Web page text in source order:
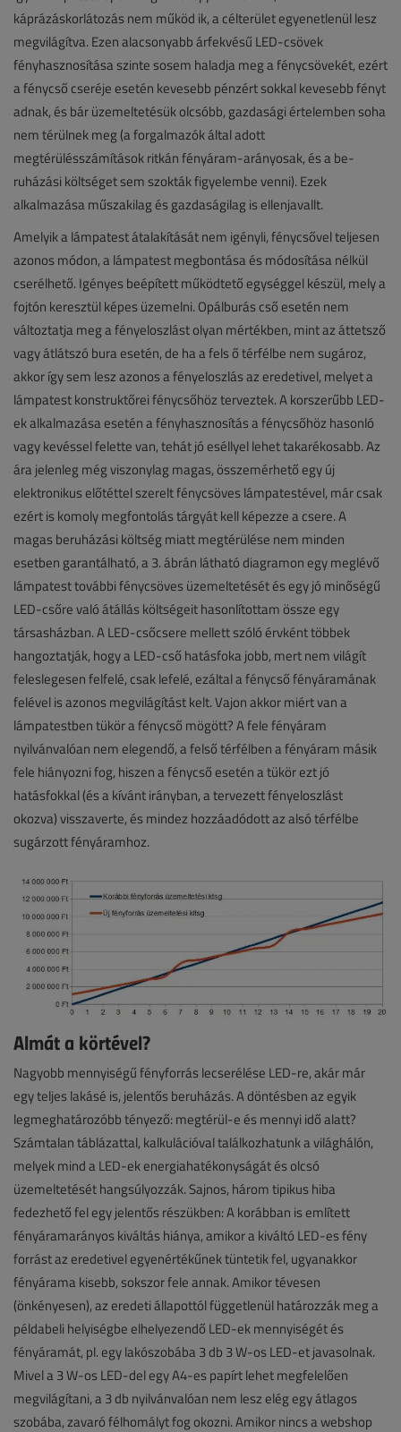
káprázáskorlátozás nem működ ik, a célterület egyenetlenül lesz
megvilágítva. Ezen alacsonyabb árfekvésű LED-csövek
fényhasznosítása szinte sosem haladja meg a fénycsövekét, ezért
a fénycső cseréje esetén kevesebb pénzért sokkal kevesebb fényt
adnak, és bár üzemeltetésük olcsóbb, gazdasági értelemben soha
nem térülnek meg (a forgalmazók által adott
megtérülésszámítások ritkán fényáram-arányosak, és a be-
ruházási költséget sem szokták figyelembe venni). Ezek
alkalmazása műszakilag és gazdaságilag is ellenjavallt.
Amelyik a lámpatest átalakítását nem igényli, fénycsővel teljesen
azonos módon, a lámpatest megbontása és módosítása nélkül
cserélhető. Igényes beépített működtető egységgel készül, mely a
fojtón keresztül képes üzemelni. Opálburás cső esetén nem
változtatja meg a fényeloszlást olyan mértékben, mint az áttetsző
vagy átlátszó bura esetén, de ha a fels ő térfélbe nem sugároz,
akkor így sem lesz azonos a fényeloszlás az eredetivel, melyet a
lámpatest konstruktőrei fénycsőhöz terveztek. A korszerűbb LED-
ek alkalmazása esetén a fényhasznosítás a fénycsőhöz hasonló
vagy kevéssel felette van, tehát jó eséllyel lehet takarékosabb. Az
ára jelenleg még viszonylag magas, összemérhető egy új
elektronikus előtéttel szerelt fénycsöves lámpatestével, már csak
ezért is komoly megfontolás tárgyát kell képezze a csere. A
magas beruházási költség miatt megtérülése nem minden
esetben garantálható, a 3. ábrán látható diagramon egy meglévő
lámpatest további fénycsöves üzemeltetését és egy jó minőségű
LED-csőre való átállás költségeit hasonlítottam össze egy
társasházban. A LED-csőcsere mellett szóló érvként többek
hangoztatják, hogy a LED-cső hatásfoka jobb, mert nem világít
feleslegesen felfelé, csak lefelé, ezáltal a fénycső fényáramának
felével is azonos megvilágítást kelt. Vajon akkor miért van a
lámpatestben tükör a fénycső mögött? A fele fényáram
nyilvánvalóan nem elegendő, a felső térfélben a fényáram másik
fele hiányozni fog, hiszen a fénycső esetén a tükör ezt jó
hatásfokkal (és a kívánt irányban, a tervezett fényeloszlást
okozva) visszaverte, és mindez hozzáadódott az alsó térfélbe
sugárzott fényáramhoz.
Almát a körtével?
Nagyobb mennyiségű fényforrás lecserélése LED-re, akár már
egy teljes lakásé is, jelentős beruházás. A döntésben az egyik
legmeghatározóbb tényező: megtérül-e és mennyi idő alatt?
Számtalan táblázattal, kalkulációval találkozhatunk a világhálón,
melyek mind a LED-ek energiahatékonyságát és olcsó
üzemeltetését hangsúlyozzák. Sajnos, három tipikus hiba
fedezhető fel egy jelentős részükben: A korábban is említett
fényáramarányos kiváltás hiánya, amikor a kiváltó LED-es fény
forrást az eredetivel egyenértékűnek tüntetik fel, ugyanakkor
fényárama kisebb, sokszor fele annak. Amikor tévesen
(önkényesen), az eredeti állapottól függetlenül határozzák meg a
példabeli helyiségbe elhelyezendő LED-ek mennyiségét és
fényáramát, pl. egy lakószobába 3 db 3 W-os LED-et javasolnak.
Mivel a 3 W-os LED-del egy A4-es papírt lehet megfelelően
megvilágítani, a 3 db nyilvánvalóan nem lesz elég egy átlagos
szobába, zavaró félhomályt fog okozni. Amikor nincs a webshop